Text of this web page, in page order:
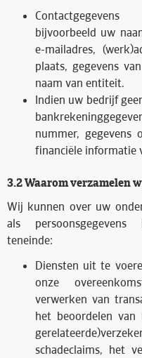
bijvoorbeeld uw
e-mailadres,
plaats, gegevens
naam van entiteit.
Indien uw bedrijf
nummer,
financiële informatie
3.2 Waarom verzamelen
Wij kunnen over uw
als
teneinde:
Diensten uit te
onze
verwerken van
het beoordelen van
schadeclaims, het